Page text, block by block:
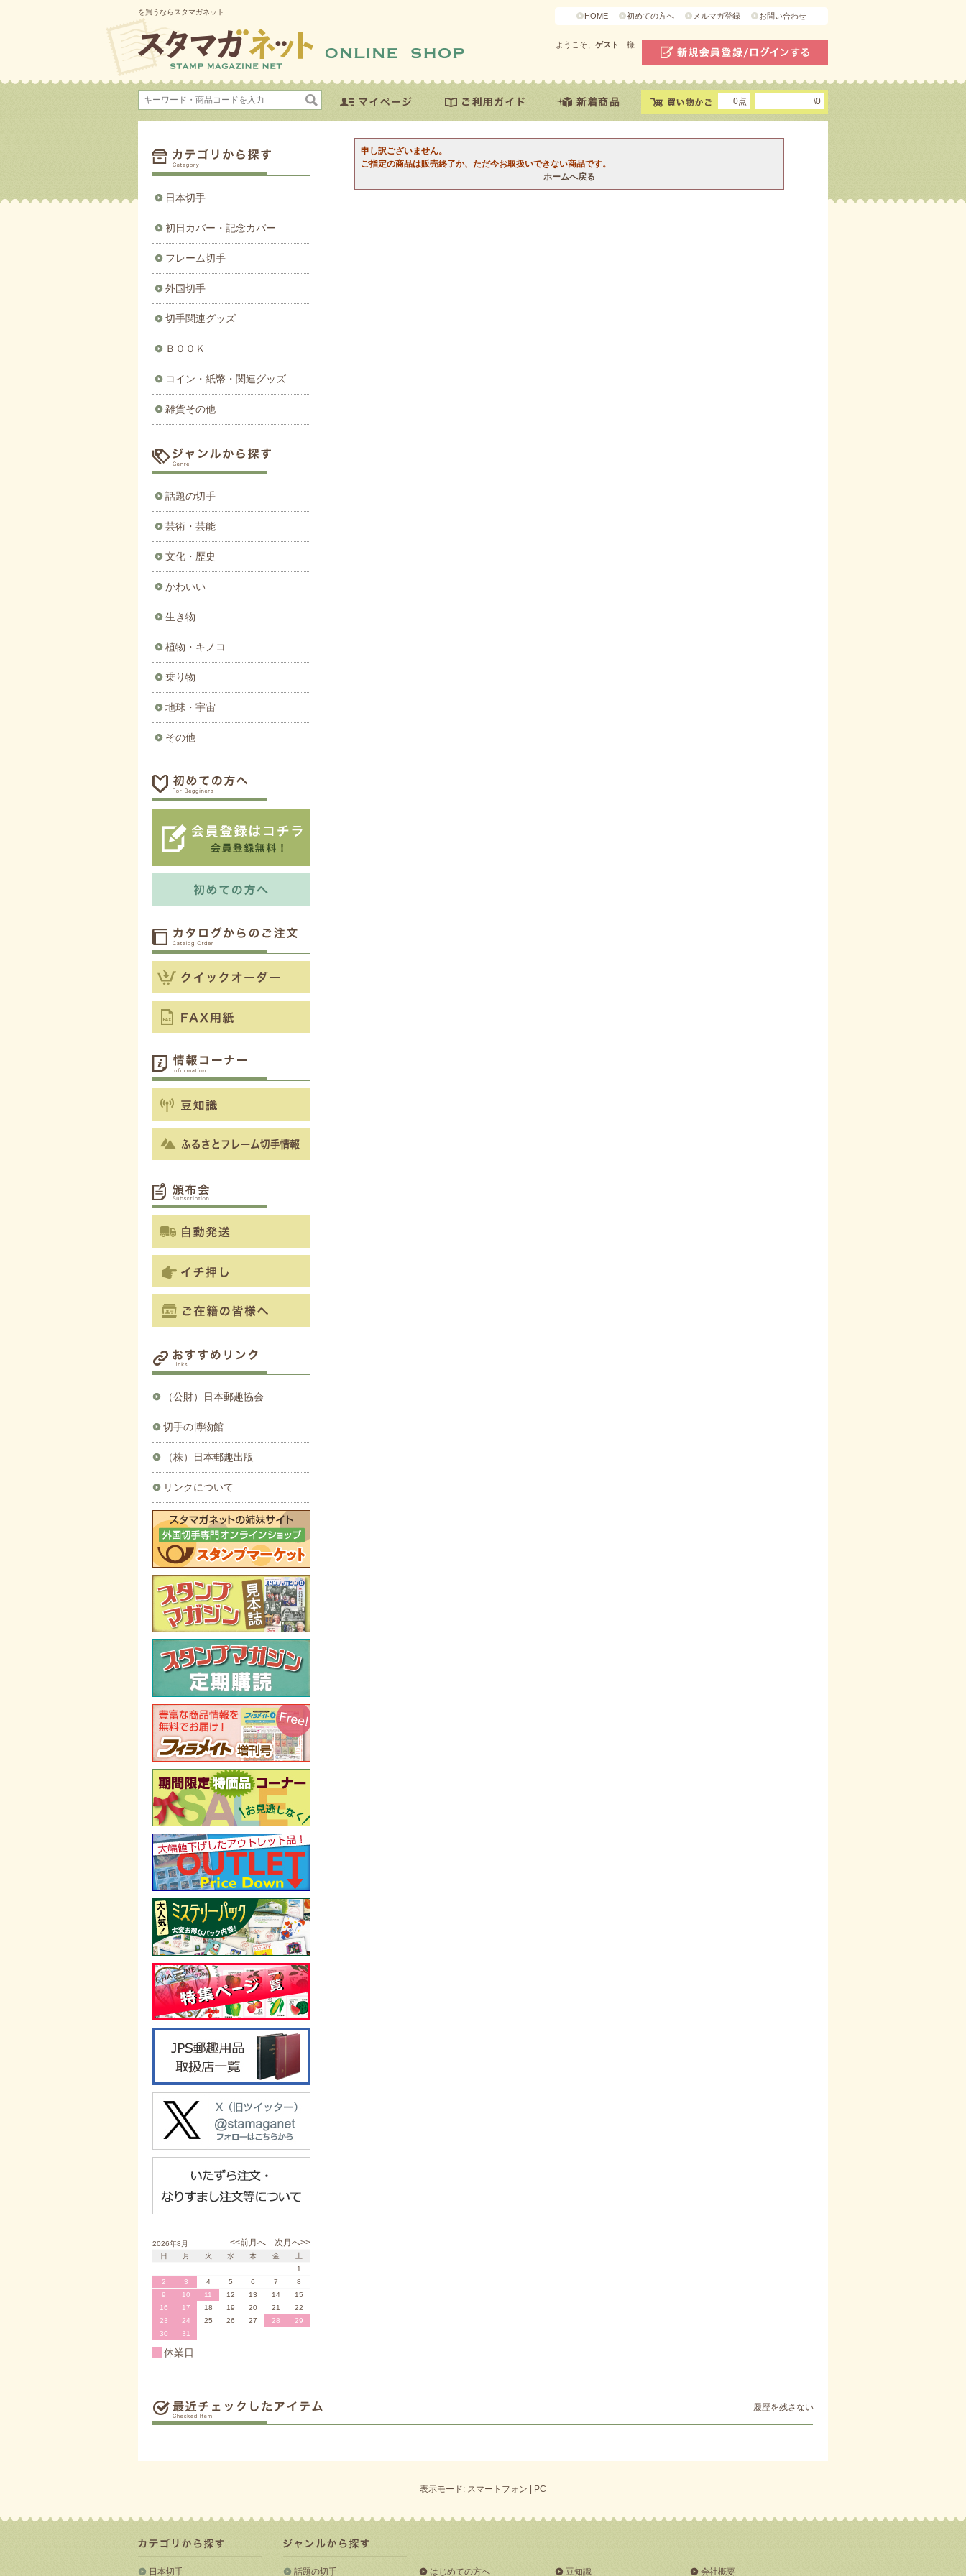
を買うならスタマガネット HOME 初めての方へ メルマガ登録 お問い合わせ
ようこそ、 ゲスト 様
0点 \0
申し訳ございません。
ご指定の商品は販売終了か、ただ今お取扱いできない商品です。
ホームへ戻る
日本切手
初日カバー・記念カバー
フレーム切手
外国切手
切手関連グッズ
ＢＯＯＫ
コイン・紙幣・関連グッズ
雑貨その他
話題の切手
芸術・芸能
文化・歴史
かわいい
生き物
植物・キノコ
乗り物
地球・宇宙
その他
（公財）日本郵趣協会
切手の博物館
（株）日本郵趣出版
リンクについて
<<前月へ 次月へ>>
2026年8月
日
月 火 水 木 金
土
1
2
3 4 5 6 7
8
9
10 11 12 13 14
15
16
17 18 19 20 21
22
23
24 25 26 27 28
29
30
31
休業日
履歴を残さない
表示モード: スマートフォン | PC
日本切手 話題の切手 はじめての方へ 豆知識 会社概要